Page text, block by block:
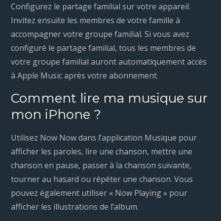
Configurez le partage familial sur votre appareil.
Invitez ensuite les membres de votre famille à
accompagner votre groupe familial. Si vous avez
configuré le partage familial, tous les membres de
votre groupe familial auront automatiquement accès
à Apple Music après votre abonnement.
Comment lire ma musique sur
mon iPhone ?
Utilisez Now Now dans l’application Musique pour
afficher les paroles, lire une chanson, mettre une
chanson en pause, passer à la chanson suivante,
tourner au hasard ou répéter une chanson. Vous
pouvez également utiliser « Now Playing » pour
afficher les illustrations de l’album.